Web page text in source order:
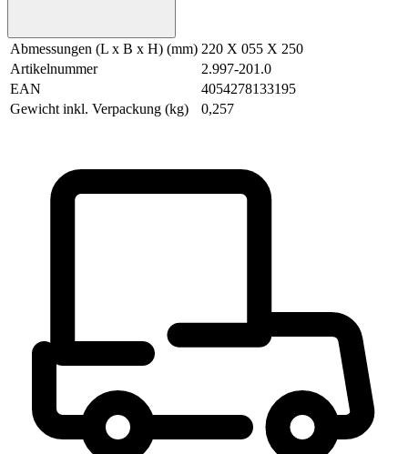
Abmessungen (L x B x H) (mm) 220 X 055 X 250
Artikelnummer
2.997-201.0
EAN
4054278133195
Gewicht inkl. Verpackung (kg)
0,257